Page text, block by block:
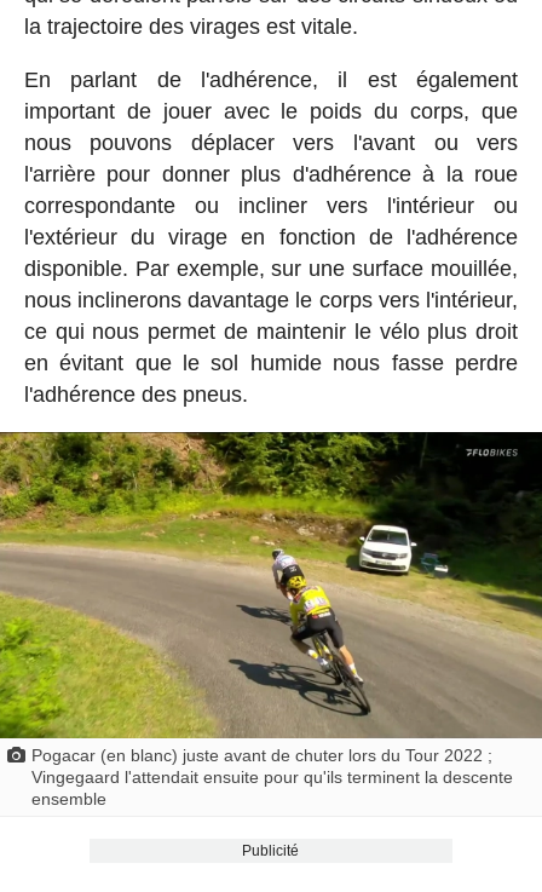
la trajectoire des virages est vitale.
En parlant de l'adhérence, il est également
important de jouer avec le poids du corps, que
nous pouvons déplacer vers l'avant ou vers
l'arrière pour donner plus d'adhérence à la roue
correspondante ou incliner vers l'intérieur ou
l'extérieur du virage en fonction de l'adhérence
disponible. Par exemple, sur une surface mouillée,
nous inclinerons davantage le corps vers l'intérieur,
ce qui nous permet de maintenir le vélo plus droit
en évitant que le sol humide nous fasse perdre
l'adhérence des pneus.
Pogacar (en blanc) juste avant de chuter lors du Tour 2022 ;
Vingegaard l'attendait ensuite pour qu'ils terminent la descente
ensemble
Publicité